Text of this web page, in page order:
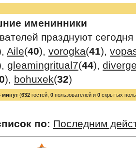
именинники
празднуют
Aile(40), vorogka(41),
gleamingritual7(44),
), bohuxek(32)
минут (632 гостей, 0 пользователей и 0 скрытых
по: Последним